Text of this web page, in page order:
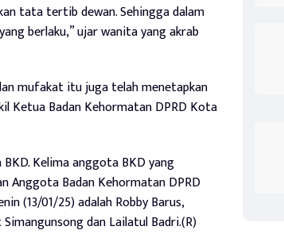
tata tertib dewan. Sehingga dalam
berlaku,” ujar wanita yang akrab
mufakat itu juga telah menetapkan
Ketua Badan Kehormatan DPRD Kota
Kelima anggota BKD yang
Anggota Badan Kehormatan DPRD
(13/01/25) adalah Robby Barus,
dan Lailatul Badri.(R)